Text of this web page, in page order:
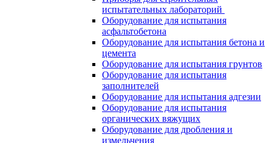
испытательных лабораторий
Оборудование для испытания
асфальтобетона
Оборудование для испытания бетона и
цемента
Оборудование для испытания грунтов
Оборудование для испытания
заполнителей
Оборудование для испытания адгезии
Оборудование для испытания
органических вяжущих
Оборудование для дробления и
измельчения